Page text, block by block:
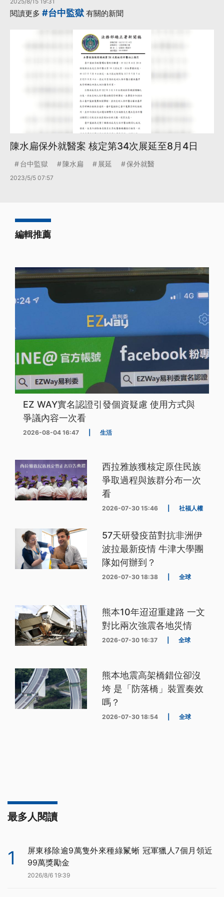
閱讀更多 #台中監獄 有關的新聞
陳水扁保外就醫案 核定第34次展延至8月4日
台中監獄 陳水扁 展延 保外就醫
2023/5/5 07:57
編輯推薦
EZ WAY實名認證引發個資疑慮 使用方式與
爭議內容一次看
2026-08-04 16:47 生活
西拉雅族獲核定原住民族
爭取過程與族群分布一次
看
2026-07-30 15:46 社福人權
57天研發疫苗對抗非洲伊
波拉最新疫情 牛津大學團
隊如何辦到？
2026-07-30 18:38 全球
熊本10年迢迢重建路 一文
對比兩次強震各地災情
2026-07-30 16:37 全球
熊本地震高架橋錯位卻沒
垮 是「防落橋」裝置奏效
嗎？
2026-07-30 18:54 全球
最多人閱讀
1
屏東移除逾9萬隻外來種綠鬣蜥 冠軍獵人7個月領近
99萬獎勵金
2026/8/6 19:39